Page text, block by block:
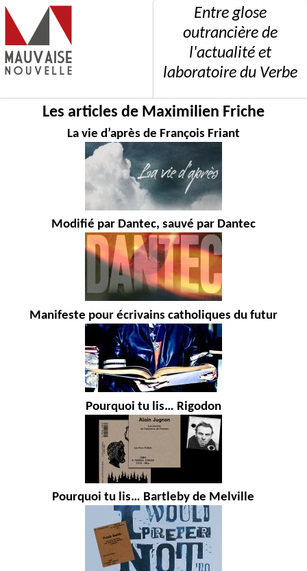
Entre glose
outrancière de
l'actualité et
laboratoire du Verbe
Les articles de Maximilien Friche
La vie d’après de François Friant
Modifié par Dantec, sauvé par Dantec
Manifeste pour écrivains catholiques du futur
Pourquoi tu lis… Rigodon
Pourquoi tu lis… Bartleby de Melville